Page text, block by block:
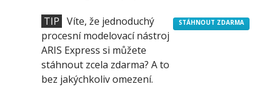
TIP Víte, že jednoduchý
procesní modelovací nástroj
ARIS Express si můžete
stáhnout zcela zdarma? A to
bez jakýchkoliv omezení.
STÁHNOUT ZDARMA